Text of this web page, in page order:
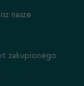
nasze
zakupionego